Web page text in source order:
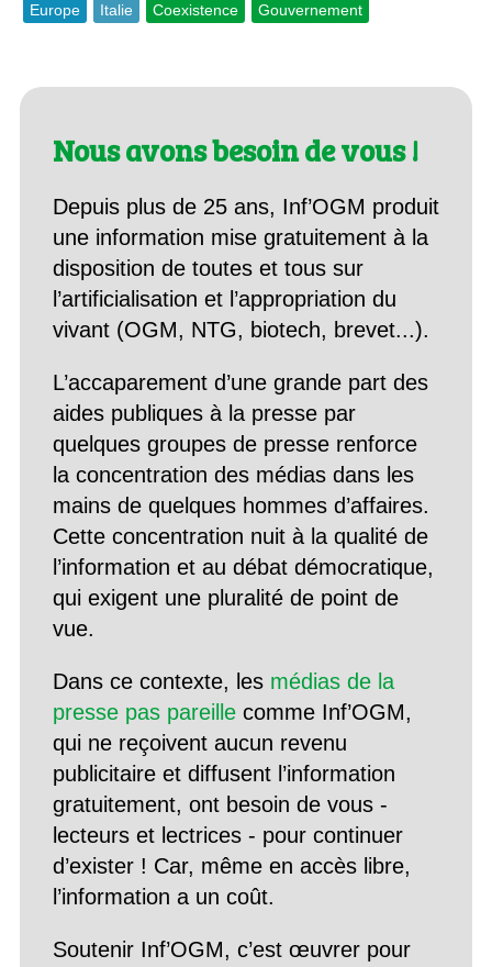
Europe Italie Coexistence Gouvernement
Nous avons besoin de vous !
Depuis plus de 25 ans, Inf’OGM produit
une information mise gratuitement à la
disposition de toutes et tous sur
l’artificialisation et l’appropriation du
vivant (OGM, NTG, biotech, brevet...).
L’accaparement d’une grande part des
aides publiques à la presse par
quelques groupes de presse renforce
la concentration des médias dans les
mains de quelques hommes d’affaires.
Cette concentration nuit à la qualité de
l’information et au débat démocratique,
qui exigent une pluralité de point de
vue.
Dans ce contexte, les médias de la
presse pas pareillecomme Inf’OGM,
qui ne reçoivent aucun revenu
publicitaire et diffusent l’information
gratuitement, ont besoin de vous -
lecteurs et lectrices - pour continuer
d’exister ! Car, même en accès libre,
l’information a un coût.
Soutenir Inf’OGM, c’est œuvrer pour